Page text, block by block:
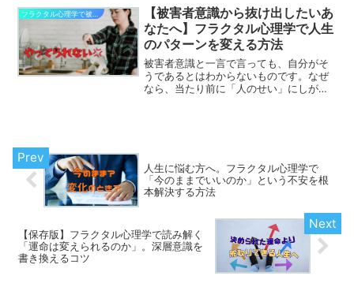
**と捉え、思考の修正で現象そのものを
変えるアプローチを提...
【被害者意識から抜け出したいあ
なたへ】フラクタル心理学で人生
のパターンを変える方法
被害者意識と一言で言っても、自分がそ
うであるとはわからないものです。なぜ
なら、当たり前に「人のせい」にしがち
人生に悩む方へ。フラクタル心理学で
「今のままでいいのか」という不安を根
本解決する方法
【保存版】フラクタル心理学で読み解く
「運命は変えられるのか」。深層意識を
書き換えるコツ